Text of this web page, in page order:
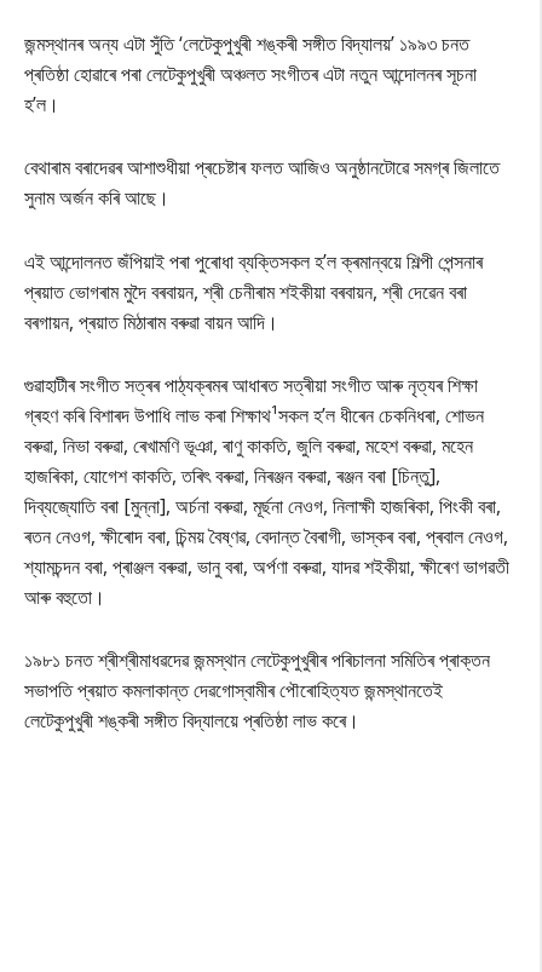
জন্মস্থানৰ অন্য এটা সুঁতি ‘লেটেকুপুখুৰী শঙ্কৰী সঙ্গীত বিদ্যালয়’ ১৯৯৩ চনত
প্ৰতিষ্ঠা হোৱাৰে পৰা লেটেকুপুখুৰী অঞ্চলত সংগীতৰ এটা নতুন আন্দোলনৰ সূচনা
হ’ল।
বেথাৰাম বৰাদেৱৰ আশাশুধীয়া প্ৰচেষ্টাৰ ফলত আজিও অনুষ্ঠানটোৱে সমগ্ৰ জিলাতে
সুনাম অৰ্জন কৰি আছে।
এই আন্দোলনত জঁপিয়াই পৰা পুৰোধা ব্যক্তিসকল হ’ল ক্ৰমান্বয়ে শিল্পী পেন্সনাৰ
প্ৰয়াত ভোগৰাম মুদৈ বৰবায়ন, শ্ৰী চেনীৰাম শইকীয়া বৰবায়ন, শ্ৰী দেৱেন বৰা
বৰগায়ন, প্ৰয়াত মিঠাৰাম বৰুৱা বায়ন আদি।
গুৱাহাটীৰ সংগীত সত্ৰৰ পাঠ্যক্ৰমৰ আধাৰত সত্ৰীয়া সংগীত আৰু নৃত্যৰ শিক্ষা
গ্ৰহণ কৰি বিশাৰদ উপাধি লাভ কৰা শিক্ষাথ¹সকল হ’ল ধীৰেন চেকনিধৰা, শোভন
বৰুৱা, নিভা বৰুৱা, ৰেখামণি ভূঞা, ৰাণু কাকতি, জুলি বৰুৱা, মহেশ বৰুৱা, মহেন
হাজৰিকা, যোগেশ কাকতি, তৰিৎ বৰুৱা, নিৰঞ্জন বৰুৱা, ৰঞ্জন বৰা [চিন্তু],
দিব্যজ্যোতি বৰা [মুন্না], অৰ্চনা বৰুৱা, মূৰ্ছনা নেওগ, নিলাক্ষী হাজৰিকা, পিংকী বৰা,
ৰতন নেওগ, ক্ষীৰোদ বৰা, চিন্ময় বৈষ্ণৱ, বেদান্ত বৈৰাগী, ভাস্কৰ বৰা, প্ৰবাল নেওগ,
শ্যামচন্দন বৰা, প্ৰাঞ্জল বৰুৱা, ভানু বৰা, অৰ্পণা বৰুৱা, যাদৱ শইকীয়া, ক্ষীৰেণ ভাগৱতী
আৰু বহুতো।
১৯৮১ চনত শ্ৰীশ্ৰীমাধৱদেৱ জন্মস্থান লেটেকুপুখুৰীৰ পৰিচালনা সমিতিৰ প্ৰাক্তন
সভাপতি প্ৰয়াত কমলাকান্ত দেৱগোস্বামীৰ পৌৰোহিত্যত জন্মস্থানতেই
লেটেকুপুখুৰী শঙ্কৰী সঙ্গীত বিদ্যালয়ে প্ৰতিষ্ঠা লাভ কৰে।